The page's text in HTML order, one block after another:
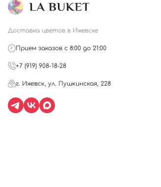
Доставка цветов в Ижевске
Прием заказов с 8:00 до 21:00
+7 (919) 908-18-28
г. Ижевск, ул. Пушкинская, 228